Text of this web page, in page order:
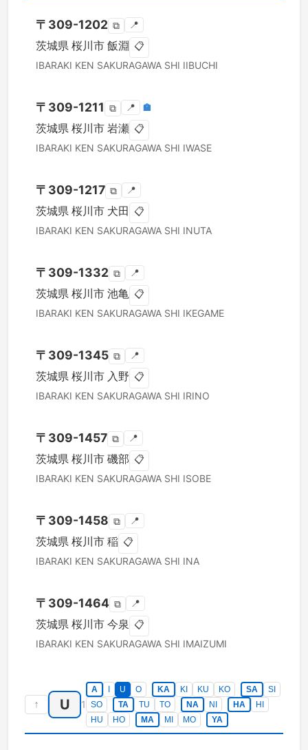
〒 309-1202 ⧉ 📍
茨城県 桜川市 飯淵 📋
IBARAKI KEN SAKURAGAWA SHI IIBUCHI
〒 309-1211 ⧉ 📍 🏣
茨城県 桜川市 岩瀬 📋
IBARAKI KEN SAKURAGAWA SHI IWASE
〒 309-1217 ⧉ 📍
茨城県 桜川市 犬田 📋
IBARAKI KEN SAKURAGAWA SHI INUTA
〒 309-1332 ⧉ 📍
茨城県 桜川市 池亀 📋
IBARAKI KEN SAKURAGAWA SHI IKEGAME
〒 309-1345 ⧉ 📍
茨城県 桜川市 入野 📋
IBARAKI KEN SAKURAGAWA SHI IRINO
〒 309-1457 ⧉ 📍
茨城県 桜川市 磯部 📋
IBARAKI KEN SAKURAGAWA SHI ISOBE
〒 309-1458 ⧉ 📍
茨城県 桜川市 稲 📋
IBARAKI KEN SAKURAGAWA SHI INA
〒 309-1464 ⧉ 📍
茨城県 桜川市 今泉 📋
IBARAKI KEN SAKURAGAWA SHI IMAIZUMI
↑ U 1
A U O KA KI KU KO SA
SI
SO
TA TU TO NA NI HA
HI
HU
HO MA MI MO YA